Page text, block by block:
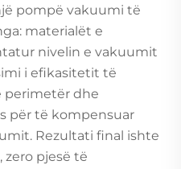
pompë vakuumi të
materialët e
nivelin e vakuumit
i efikasitetit të
dhe
për të kompensuar
Rezultati final ishte
pjesë të